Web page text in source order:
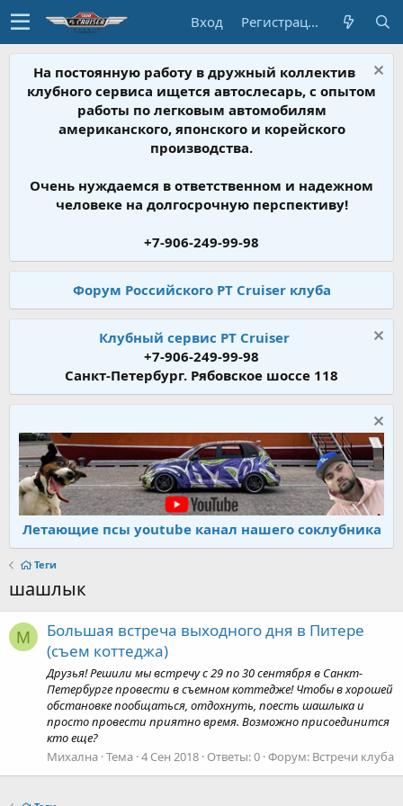
Вход Регистрация
На постоянную работу в дружный коллектив
клубного сервиса ищется автослесарь, с опытом
работы по легковым автомобилям
американского, японского и корейского
производства.
Очень нуждаемся в ответственном и надежном
человеке на долгосрочную перспективу!
+7-906-249-99-98
Форум Российского PT Cruiser клуба
Клубный сервис PT Cruiser
+7-906-249-99-98
Санкт-Петербург. Рябовское шоссе 118
Летающие псы youtube канал нашего соклубника
Теги
шашлык
М
Большая встреча выходного дня в Питере
(съем коттеджа)
Друзья! Решили мы встречу с 29 по 30 сентября в Санкт-
Петербурге провести в съемном коттедже! Чтобы в хорошей
обстановке пообщаться, отдохнуть, поесть шашлыка и
просто провести приятно время. Возможно присоединится
кто еще?
Михална Тема 4 Сен 2018 Ответы: 0 Форум: Встречи клуба